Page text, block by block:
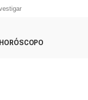
HORÓSCOPO